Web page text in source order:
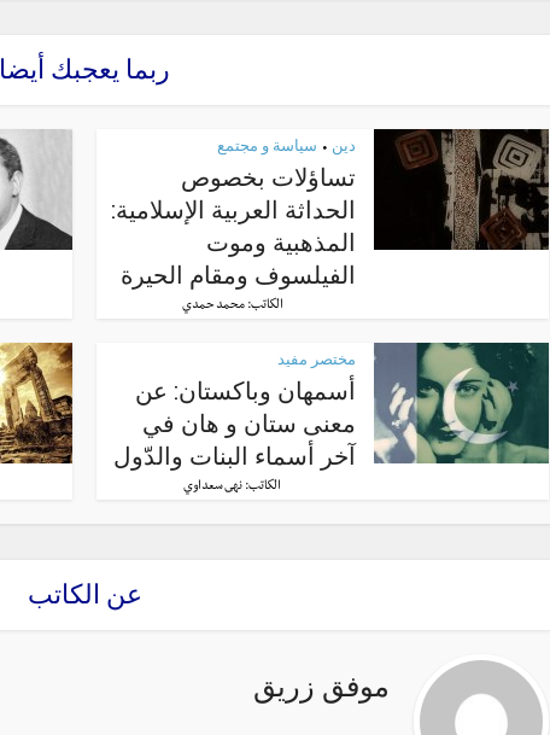
ربما يعجبك أيضا
دين • سياسة و مجتمع
تساؤلات بخصوص
الحداثة العربية الإسلامية:
المذهبية وموت
الفيلسوف ومقام الحيرة
الكاتب:محمد حمدي
مختصر مفيد
أسمهان وباكستان: عن
معنى ستان و هان في
آخر أسماء البنات والدّول
الكاتب: نهى سعداوي
عن الكاتب
موفق زريق